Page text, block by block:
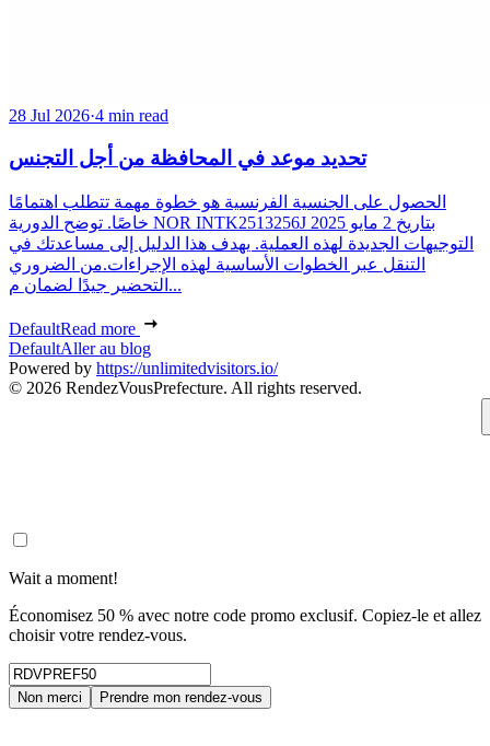
28 Jul 2026·4 min read
تحديد موعد في المحافظة من أجل التجنس
الحصول على الجنسية الفرنسية هو خطوة مهمة تتطلب اهتمامًا
خاصًا. توضح الدورية NOR INTK2513256J بتاريخ 2 مايو 2025
التوجيهات الجديدة لهذه العملية. يهدف هذا الدليل إلى مساعدتك في
التنقل عبر الخطوات الأساسية لهذه الإجراءات.من الضروري
التحضير جيدًا لضمان م...
DefaultRead more
DefaultAller au blog
Powered by https://unlimitedvisitors.io/
© 2026 RendezVousPrefecture. All rights reserved.
Wait a moment!
Économisez 50 % avec notre code promo exclusif. Copiez-le et allez
choisir votre rendez-vous.
Non merci Prendre mon rendez-vous